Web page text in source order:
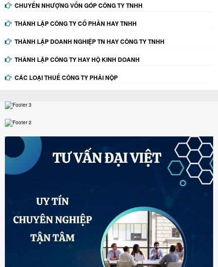
CHUYỂN NHƯỢNG VỐN GÓP CÔNG TY TNHH
THÀNH LẬP CÔNG TY CỔ PHẦN HAY TNHH
THÀNH LẬP DOANH NGHIỆP TN HAY CÔNG TY TNHH
THÀNH LẬP CÔNG TY HAY HỘ KINH DOANH
CÁC LOẠI THUẾ CÔNG TY PHẢI NỘP